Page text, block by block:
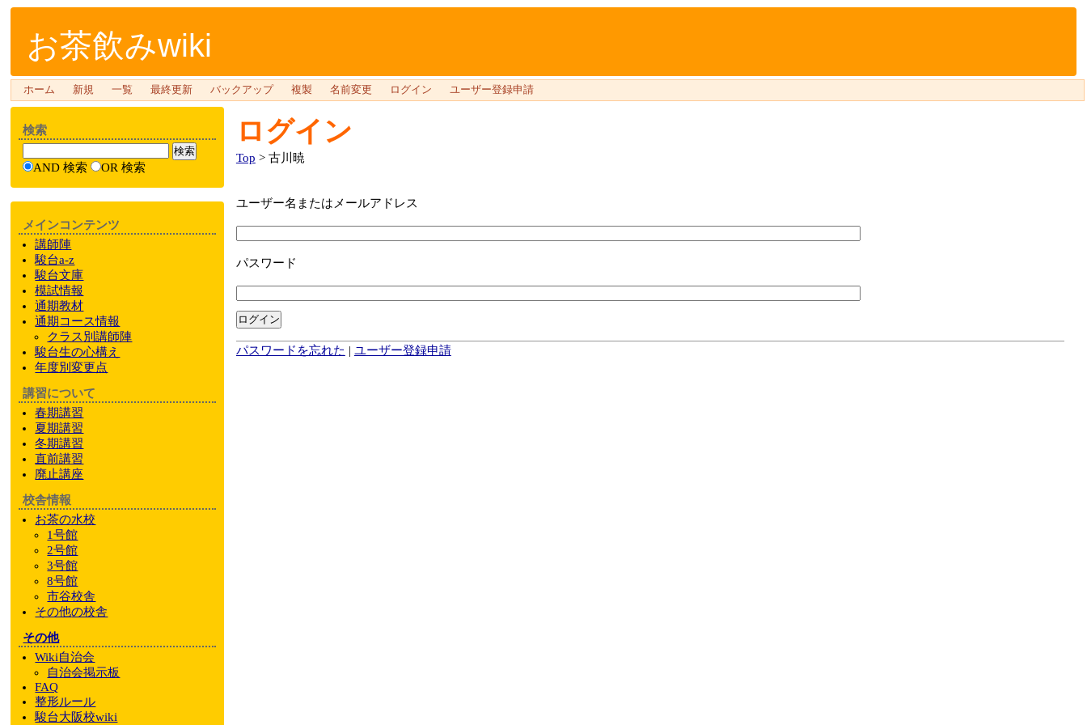
お茶飲みwiki
ホーム 新規 一覧 最終更新 バックアップ 複製 名前変更 ログイン ユーザー登録申請
ログイン
Top > 古川暁
ユーザー名またはメールアドレス
パスワード
ログイン
パスワードを忘れた | ユーザー登録申請
検索
AND 検索 OR 検索
メインコンテンツ
講師陣
駿台a-z
駿台文庫
模試情報
通期教材
通期 コース情報
クラス別講師陣
駿台生の心構え
年度別変更点
講習について
春期講習
夏期講習
冬期講習
直前講習
廃止講座
校舎情報
お茶の水校
1号館
2号館
3号館
8号館
市谷校舎
その他の校舎
その他
Wiki自治会
自治会掲示板
FAQ
整形ルール
駿台大阪校wiki